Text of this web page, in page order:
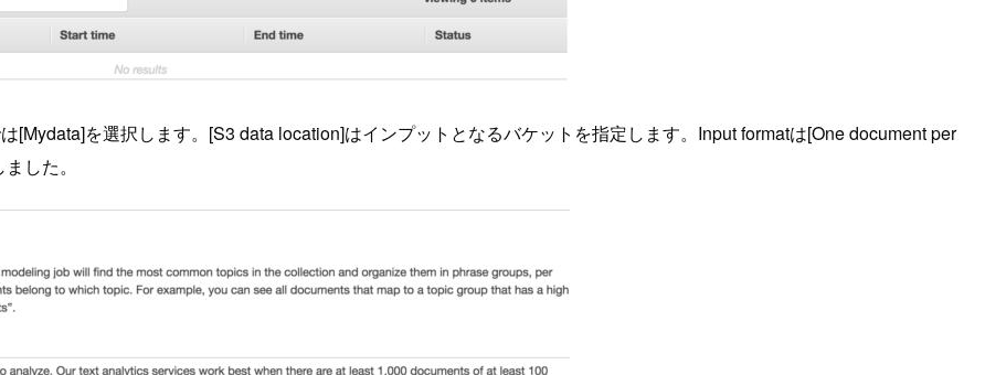
を選択します。[S3 data location]はインプットとなるバケットを指定します。Input formatは[One document per
した。